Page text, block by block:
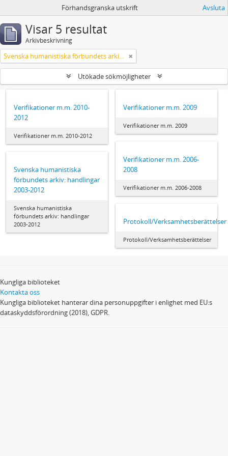
Förhandsgranska utskrift Avsluta
Visar 5 resultat
Arkivbeskrivning
Svenska humanistiska förbundets arkiv: handlingar 2003-2012
Utökade sökmöjligheter
Verifikationer m.m. 2010-
2012
Verifikationer m.m. 2010-2012
Verifikationer m.m. 2009
Verifikationer m.m. 2009
Verifikationer m.m. 2006-
2008
Verifikationer m.m. 2006-2008
Svenska humanistiska
förbundets arkiv: handlingar
2003-2012
Svenska humanistiska
förbundets arkiv: handlingar
2003-2012
Protokoll/Verksamhetsberättelser
Protokoll/Verksamhetsberättelser
Kungliga biblioteket
Kontakta oss
Kungliga biblioteket hanterar dina personuppgifter i enlighet med EU:s
dataskyddsförordning (2018), GDPR.